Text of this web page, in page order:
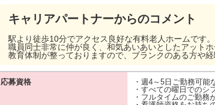
キャリアパートナーからのコメント
駅より徒歩10分でアクセス良好な有料老人ホームです。
職員同士非常に仲が良く、和気あいあいとしたアットホ
教育体制が整っておりますので、ブランクのある方や
応募資格
・週4～5日ご勤務可能
・すべての曜日でのシ
・フルタイムのご勤務